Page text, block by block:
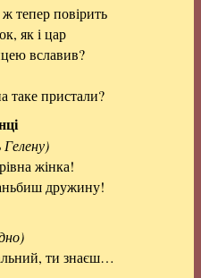
тепер повірить
як і цар
вславив?
таке пристали?
жінка!
дружину!
ти знаєш…